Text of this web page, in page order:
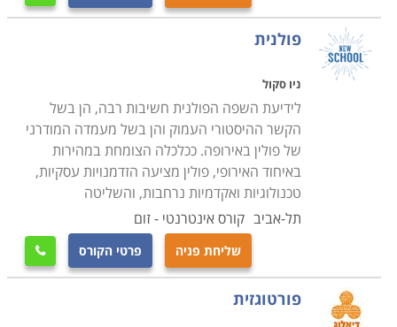
פולנית
ניו סקול
לידיעת השפה הפולנית חשיבות רבה, הן בשל
הקשר ההיסטורי העמוק והן בשל מעמדה המודרני
של פולין באירופה. ככלכלה הצומחת במהירות
באיחוד האירופי, פולין מציעה הזדמנויות עסקיות,
טכנולוגיות ואקדמיות נרחבות, והשליטה
תל-אביב קורס אינטרנטי - זום
שליחת פניה פרטי הקורס 
פורטוגזית